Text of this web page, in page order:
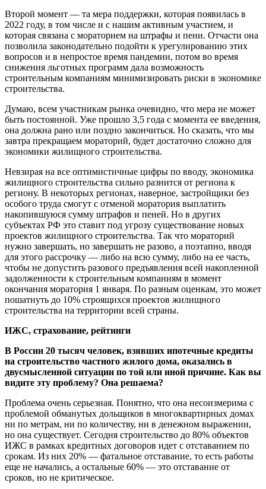
Второй момент — та мера поддержки, которая появилась в
2022 году, в том числе и с нашим активным участием, и
которая связана с мораторием на штрафы и пени. Отчасти она
позволила законодательно подойти к урегулированию этих
вопросов и в непростое время пандемии, потом во время
снижения льготных программ дала возможность
строительным компаниям минимизировать риски в экономике
строительства.
Думаю, всем участникам рынка очевидно, что мера не может
быть постоянной. Уже прошло 3,5 года с момента ее введения,
она должна рано или поздно закончиться. Но сказать, что мы
завтра прекращаем мораторий, будет достаточно сложно для
экономики жилищного строительства.
Невзирая на все оптимистичные цифры по вводу, экономика
жилищного строительства сильно разнится от региона к
региону. В некоторых регионах, наверное, застройщики без
особого труда смогут с отменой моратория выплатить
накопившуюся сумму штрафов и пеней. Но в других
субъектах РФ это ставит под угрозу существование новых
проектов жилищного строительства. Так что мораторий
нужно завершать, но завершать не разово, а поэтапно, вводя
для этого рассрочку — либо на всю сумму, либо на ее часть,
чтобы не допустить разового предъявления всей накопленной
задолженности к строительным компаниям в момент
окончания моратория 1 января. По разным оценкам, это может
пошатнуть до 10% строящихся проектов жилищного
строительства на территории всей страны.
ИЖС, страхование, рейтинги
В России 20 тысяч человек, взявших ипотечные кредиты
на строительство частного жилого дома, оказались в
двусмысленной ситуации по той или иной причине. Как вы
видите эту проблему? Она решаема?
Проблема очень серьезная. Понятно, что она несоизмерима с
проблемой обманутых дольщиков в многоквартирных домах
ни по метрам, ни по количеству, ни в денежном выражении,
но она существует. Сегодня строительство до 80% объектов
ИЖС в рамках кредитных договоров идет с отставанием по
срокам. Из них 20% — фатальное отставание, то есть работы
еще не начались, а остальные 60% — это отставание от
сроков, но не критическое.